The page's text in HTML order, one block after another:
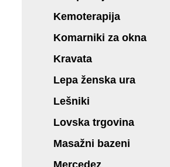
Kemoterapija
Komarniki za okna
Kravata
Lepa ženska ura
Lešniki
Lovska trgovina
Masažni bazeni
Mercedez